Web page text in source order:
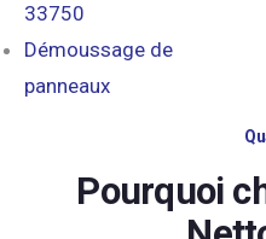
33750
Démoussage de
panneaux
Pourquoi